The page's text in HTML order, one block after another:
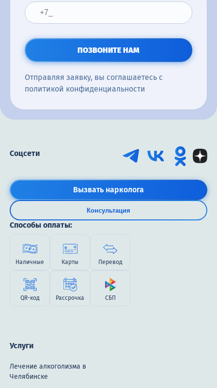
ПОЗВОНИТЕ НАМ
Отправляя заявку, вы соглашаетесь с
политикой конфиденциальности
Соцсети
Вызвать нарколога
Консультация
Способы оплаты:
Наличные Карты Перевод
QR-код Рассрочка СБП
Услуги
Лечение алкоголизма в
Челябинске